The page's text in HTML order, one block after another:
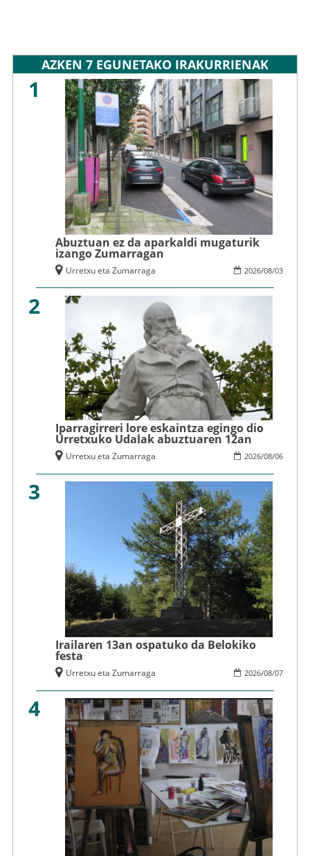
AZKEN 7 EGUNETAKO IRAKURRIENAK
1
Abuztuan ez da aparkaldi mugaturik
izango Zumarragan
2026/08/03
Urretxu eta Zumarraga
2
Iparragirreri lore eskaintza egingo dio
Urretxuko Udalak abuztuaren 12an
2026/08/06
Urretxu eta Zumarraga
3
Irailaren 13an ospatuko da Belokiko
festa
2026/08/07
Urretxu eta Zumarraga
4